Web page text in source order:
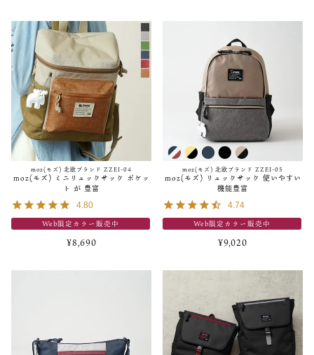
moz(モズ) 北欧ブランド ZZEI-04
moz(モズ) ミニリュックサック ポケッ
ト が 豊富
4.80
Web限定カラー販売中
¥8,690
moz(モズ) 北欧ブランド ZZEI-05
moz(モズ) リュックサック 使いやすい
機能豊富
4.74
Web限定カラー販売中
¥9,020